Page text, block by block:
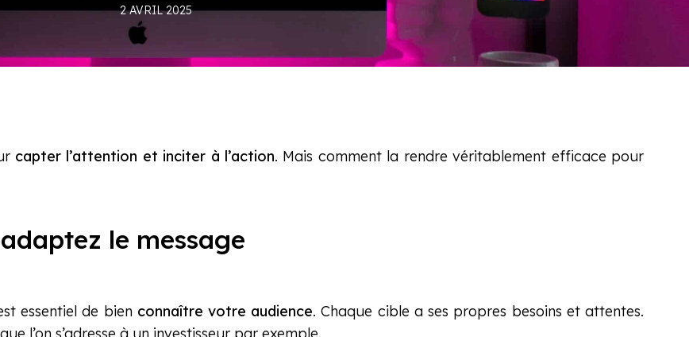
2 AVRIL 2025
capter l’attention et inciter à l’action. Mais comment la rendre véritablement efficace pour
le message
essentiel de bien connaître votre audience. Chaque cible a ses propres besoins et attentes.